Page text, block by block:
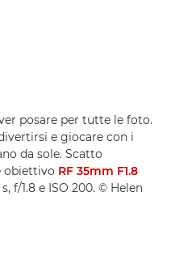
posare per tutte le foto.
e giocare con i
da sole. Scatto
obiettivo RF 35mm F1.8
f/1.8 e ISO 200. © Helen